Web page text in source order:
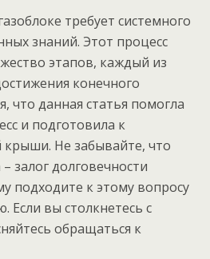
требует системного
знаний. Этот процесс
этапов, каждый из
конечного
что данная статья помогла
и подготовила к
крыши. Не забывайте, что
залог долговечности
подходите к этому вопросу
Если вы столкнетесь с
обращаться к